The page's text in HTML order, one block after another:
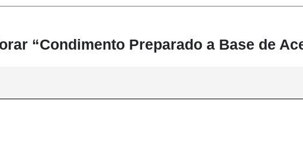
“Condimento Preparado a Base de